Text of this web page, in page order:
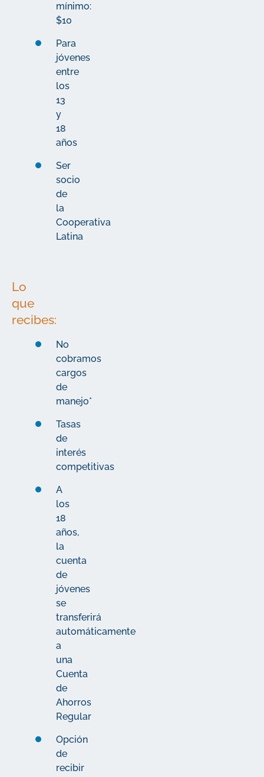
mínimo:
$10
Para
jóvenes
entre
los
13
y
18
años
Ser
socio
de
la
Cooperativa
Latina
Lo
que
recibes:
No
cobramos
cargos
de
manejo*
Tasas
de
interés
competitivas
A
los
18
años,
la
cuenta
de
jóvenes
se
transferirá
automáticamente
a
una
Cuenta
de
Ahorros
Regular
Opción
de
recibir